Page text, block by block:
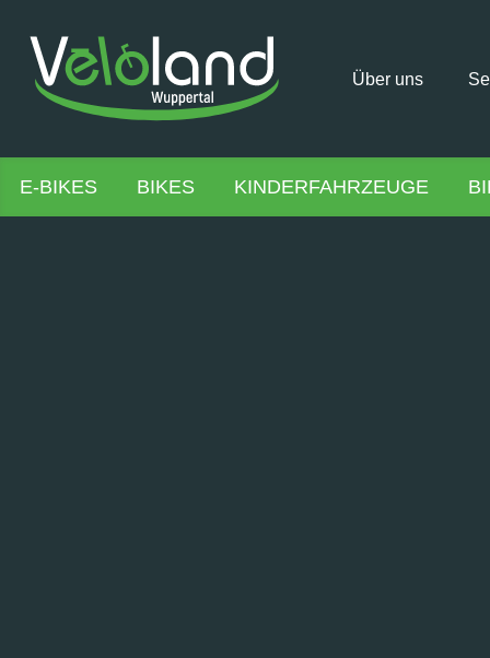
Über uns
E-BIKES BIKES KINDERFAHRZEUGE